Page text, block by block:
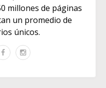
millones de páginas
un promedio de
únicos.